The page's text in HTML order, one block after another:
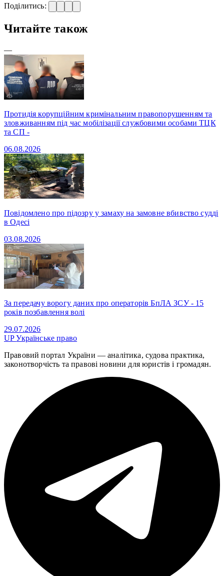
Поділитись:
Читайте також
—
Протидія корупційним кримінальним правопорушенням та
зловживанням під час мобілізації службовими особами ТЦК
та СП -
06.08.2026
Повідомлено про підозру у замаху на замовне вбивство судді
в Одесі
03.08.2026
За передачу ворогу даних про операторів БпЛА ЗСУ - 15
років позбавлення волі
29.07.2026
UPУкраїнське право
Правовий портал України — аналітика, судова практика,
законотворчість та правові новини для юристів і громадян.